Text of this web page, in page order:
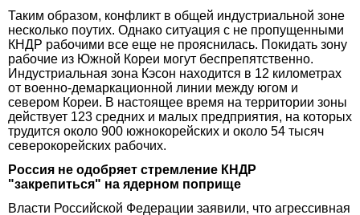
Таким образом, конфликт в общей индустриальной зоне
несколько поутих. Однако ситуация с не пропущенными
КНДР рабочими все еще не прояснилась. Покидать зону
рабочие из Южной Кореи могут беспрепятственно.
Индустриальная зона Кэсон находится в 12 километрах
от военно-демаркационной линии между югом и
севером Кореи. В настоящее время на территории зоны
действует 123 средних и малых предприятия, на которых
трудится около 900 южнокорейских и около 54 тысяч
северокорейских рабочих.
Россия не одобряет стремление КНДР
"закрепиться" на ядерном поприще
Власти Российской Федерации заявили, что агрессивная